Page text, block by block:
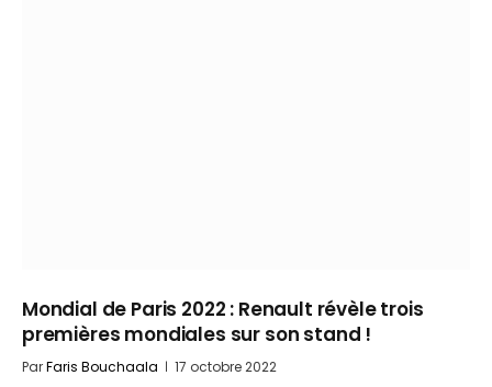
Mondial de Paris 2022 : Renault révèle trois
premières mondiales sur son stand !
ParFaris Bouchaala 17 octobre 2022